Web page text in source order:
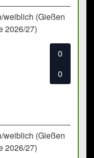
weiblich (Gießen
2026/27)
0
0
weiblich (Gießen
2026/27)